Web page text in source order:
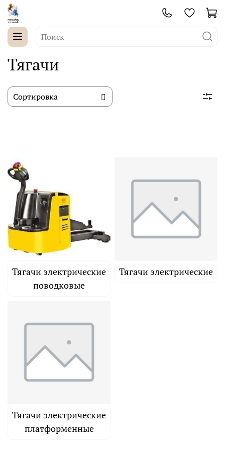
Тягачи
Тягачи электрические
поводковые
Тягачи электрические
Тягачи электрические
платформенные